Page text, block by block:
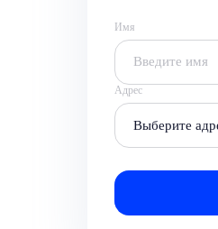
Имя
Адрес
Выберите